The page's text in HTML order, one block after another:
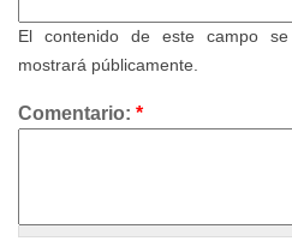
El contenido de este campo
mostrará públicamente.
Comentario: *